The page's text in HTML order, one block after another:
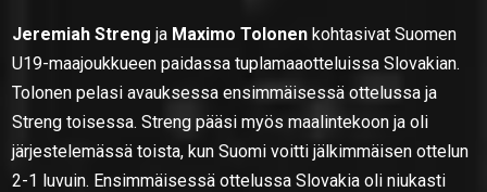
Jeremiah Streng ja Maximo Tolonen kohtasivat Suomen
U19-maajoukkueen paidassa tuplamaaotteluissa Slovakian.
Tolonen pelasi avauksessa ensimmäisessä ottelussa ja
Streng toisessa. Streng pääsi myös maalintekoon ja oli
järjestelemässä toista, kun Suomi voitti jälkimmäisen ottelun
2-1 luvuin. Ensimmäisessä ottelussa Slovakia oli niukasti